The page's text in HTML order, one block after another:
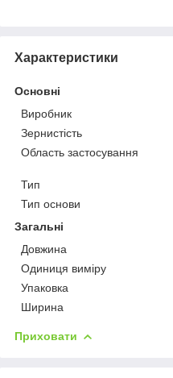
Характеристики
Основні
Виробник
Зернистість
Область застосування
Тип
Тип основи
Загальні
Довжина
Одиниця виміру
Упаковка
Ширина
Приховати